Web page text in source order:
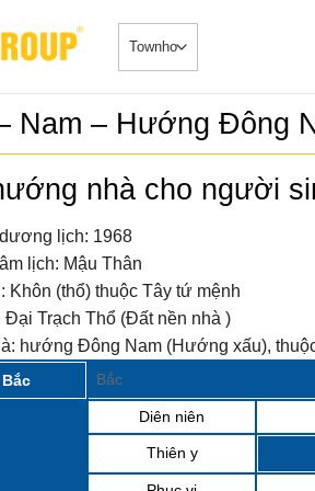
Nam – Hướng Đông
nhà cho người
lịch: 1968
lịch: Mậu Thân
Khôn (thổ) thuộc Tây tứ mệnh
Đại Trạch Thổ (Đất nền nhà )
hướng Đông Nam (Hướng xấu),
Bắc
Diên niên
Thiên y